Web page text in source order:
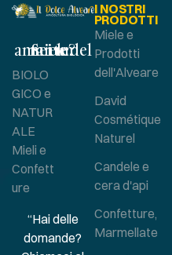
I NOSTRI
PRODOTTI
Miele e
Prodotti
dell'Alveare
David
Cosmétique
Naturel
Candele e
cera d'api
Confetture,
Marmellate
Sei un amante del miele?
BIOLO
GICO e
NATUR
ALE
Mieli e
Confett
ure
“Hai delle
domande?